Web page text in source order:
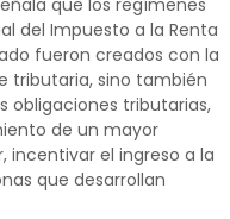
que los regímenes
del Impuesto a la Renta
fueron creados con la
tributaria, sino también
obligaciones tributarias,
de un mayor
incentivar el ingreso a la
que desarrollan